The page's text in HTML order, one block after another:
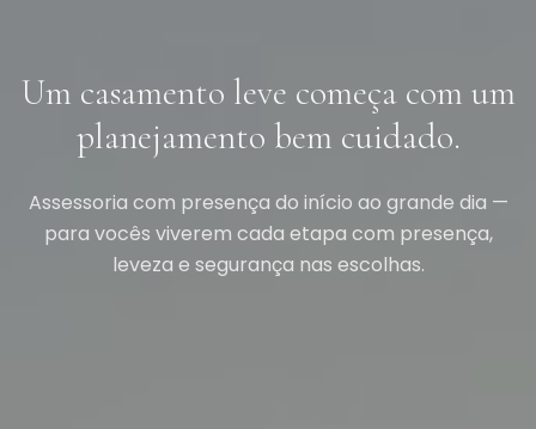
Um casamento leve começa com um
planejamento bem cuidado.
Assessoria com presença do início ao grande dia —
para vocês viverem cada etapa com presença,
leveza e segurança nas escolhas.